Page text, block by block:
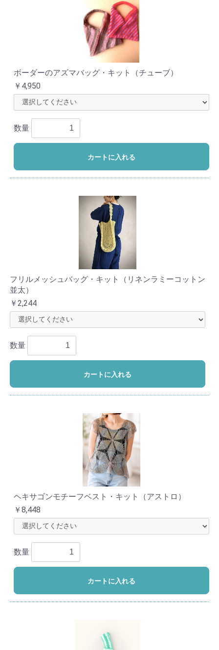
ボーダーのアズマバッグ・キット（チューブ）
￥4,950
数量
カートに入れる
フリルメッシュバッグ・キット（リネンラミーコットン
並太）
￥2,244
数量
カートに入れる
ヘキサゴンモチーフベスト・キット（アストロ）
￥8,448
数量
カートに入れる